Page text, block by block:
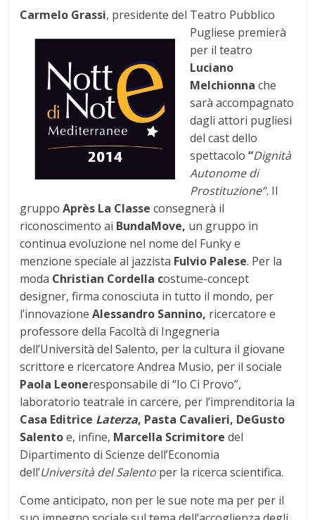
Carmelo Grassi, presidentedel Teatro Pubblico
Pugliese premierà
per il teatro
Luciano
Melchionna che
sarà accompagnato
dagli attori pugliesi
del cast dello
spettacolo “Dignità
Autonome di
Prostituzione”. Il
gruppoAprès La Classeconsegnerà il
riconoscimento ai BundaMove, un gruppo in
continua evoluzione nel nome del Funky e
menzione speciale al jazzista Fulvio Palese. Per la
moda Christian Cordella costume-concept
designer, firma conosciuta in tutto il mondo, per
l’innovazioneAlessandro Sannino, ricercatore e
professore della Facoltà di Ingegneria
dell’Università del Salento, per la cultura il giovane
scrittore e ricercatore Andrea Musio, per il sociale
Paola Leoneresponsabile di “Io Ci Provo”,
laboratorio teatrale in carcere, per l’imprenditoria la
Casa Editrice Laterza, Pasta Cavalieri, DeGusto
Salentoe, infine, Marcella Scrimitoredel
Dipartimento di Scienze dell’Economia
dell’Università del Salento per la ricerca scientifica.
Come anticipato, non per le sue note ma per per il